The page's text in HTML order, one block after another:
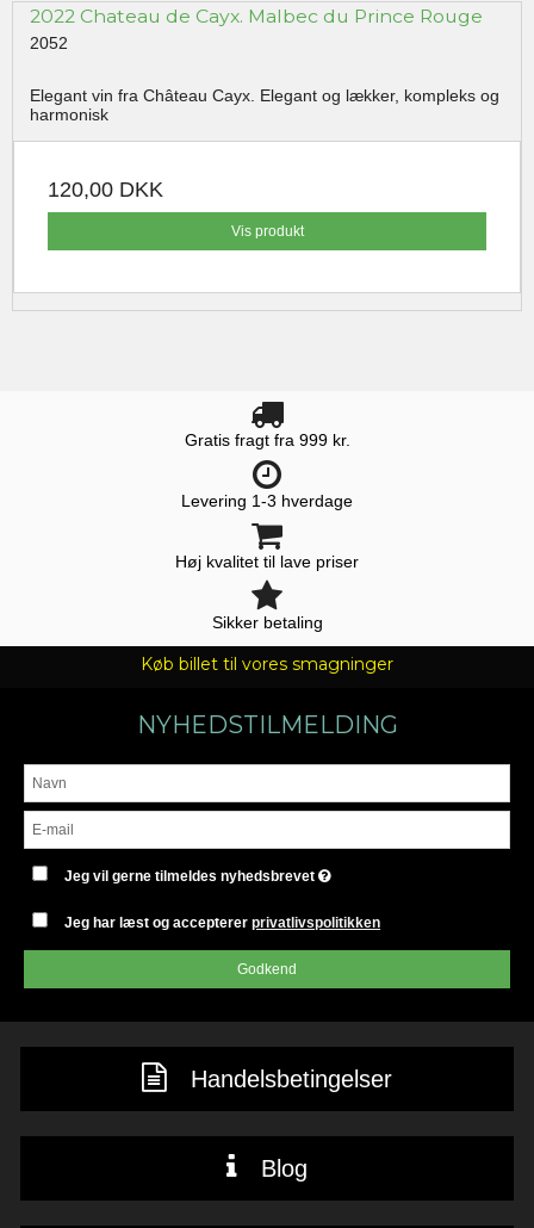
2022 Chateau de Cayx. Malbec du Prince Rouge
2052
Elegant vin fra Château Cayx. Elegant og lækker, kompleks og
harmonisk
120,00 DKK
Vis produkt
Gratis fragt fra 999 kr.
Levering 1-3 hverdage
Høj kvalitet til lave priser
Sikker betaling
Køb billet til vores smagninger
NYHEDSTILMELDING
Jeg vil gerne tilmeldes nyhedsbrevet
Jeg har læst og acceptererprivatlivspolitikken
Godkend
Handelsbetingelser
Blog